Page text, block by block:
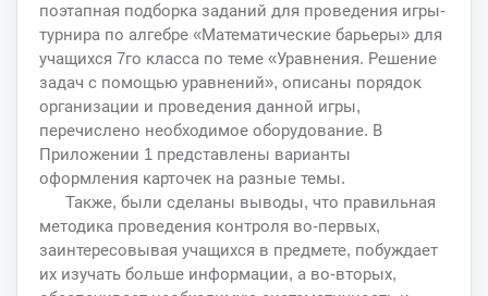
поэтапная подборка заданий для проведения игры-
турнира по алгебре «Математические барьеры» для
учащихся 7го класса по теме «Уравнения. Решение
задач с помощью уравнений», описаны порядок
организации и проведения данной игры,
перечислено необходимое оборудование. В
Приложении 1 представлены варианты
оформления карточек на разные темы.
Также, были сделаны выводы, что правильная
методика проведения контроля во-первых,
заинтересовывая учащихся в предмете, побуждает
их изучать больше информации, а во-вторых,